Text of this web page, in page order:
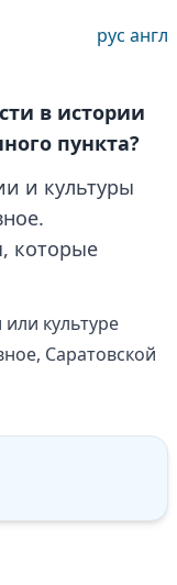
рус англ
в истории
пункта?
и культуры
которые
культуре
Саратовской